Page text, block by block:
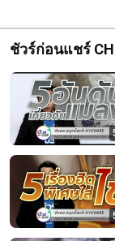
ชัวร์ก่อนแชร์